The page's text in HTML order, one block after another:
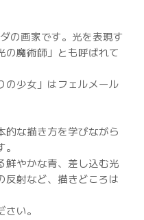
の画家です。光を表現す
の魔術師」とも呼ばれて
の少女」はフェルメール
的な描き方を学びながら
鮮やかな青、差し込む光
反射など、描きどころは
い。